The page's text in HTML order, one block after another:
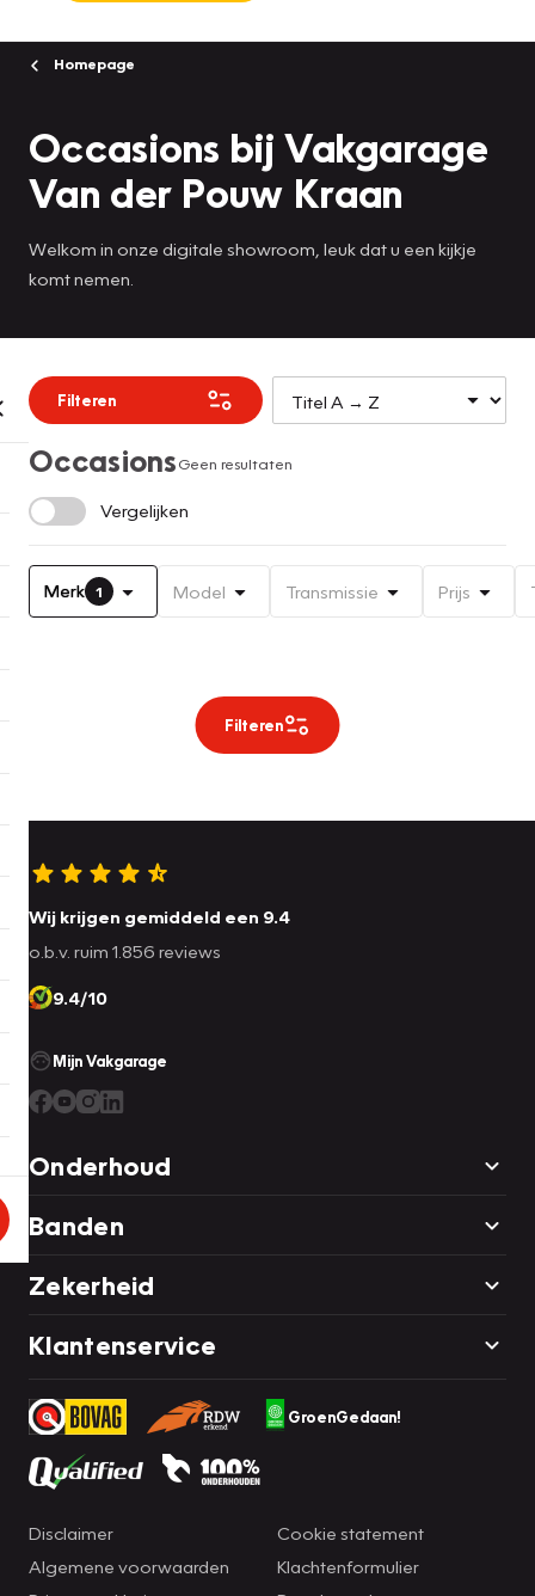
Homepage
Occasions bij Vakgarage
Van der Pouw Kraan
Welkom in onze digitale showroom, leuk dat u een kijkje
komt nemen.
Filteren
OccasionsGeen resultaten
Vergelijken
Merk 1 Model Transmissie Prijs
Filteren
Wij krijgen gemiddeld een 9.4
o.b.v. ruim 1.856 reviews
9.4/10
Mijn Vakgarage
Onderhoud
Banden
Zekerheid
Klantenservice
GroenGedaan!
Disclaimer
Algemene voorwaarden
Cookie statement
Klachtenformulier